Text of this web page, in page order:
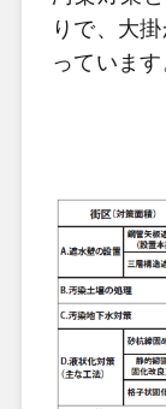
りで、大
っています